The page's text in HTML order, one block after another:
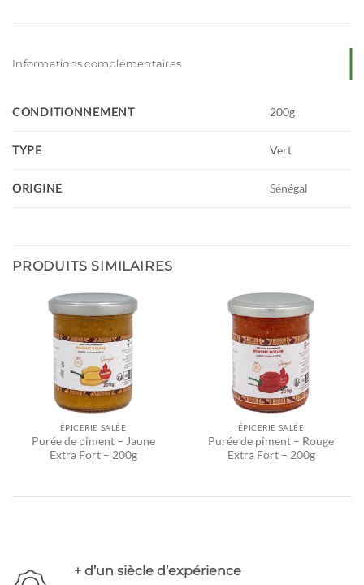
Informations complémentaires
CONDITIONNEMENT 200g
TYPE Vert
ORIGINE Sénégal
PRODUITS SIMILAIRES
ÉPICERIE SALÉE
Purée de piment – Jaune
Extra Fort – 200g
ÉPICERIE SALÉE
Purée de piment – Rouge
Extra Fort – 200g
+ d’un siècle d’expérience